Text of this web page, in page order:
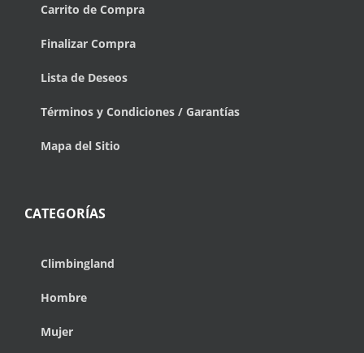
Carrito de Compra
Finalizar Compra
Lista de Deseos
Términos y Condiciones / Garantías
Mapa del Sitio
CATEGORÍAS
Climbingland
Hombre
Mujer